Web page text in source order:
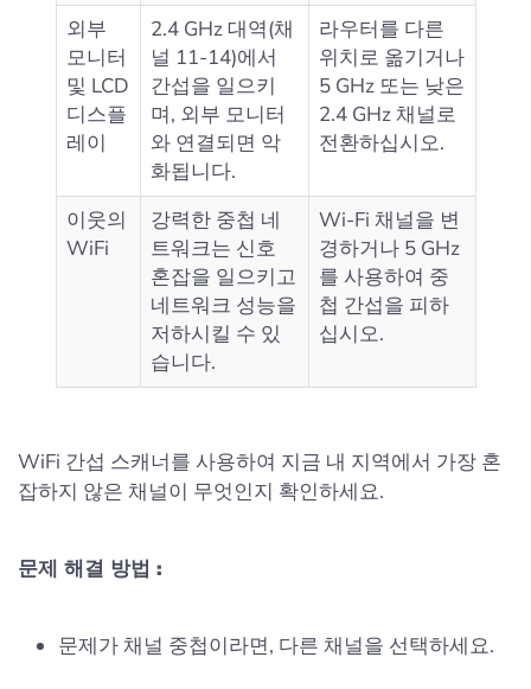
외부
모니터
및 LCD
디스플
레이
2.4 GHz 대역(채
널 11-14)에서
간섭을 일으키
며, 외부 모니터
와 연결되면 악
화됩니다.
라우터를 다른
위치로 옮기거나
5 GHz 또는 낮은
2.4 GHz 채널로
전환하십시오.
이웃의
WiFi
강력한 중첩 네
트워크는 신호
혼잡을 일으키고
네트워크 성능을
저하시킬 수 있
습니다.
Wi-Fi 채널을 변
경하거나 5 GHz
를 사용하여 중
첩 간섭을 피하
십시오.
WiFi 간섭 스캐너를 사용하여 지금 내 지역에서 가장 혼
잡하지 않은 채널이 무엇인지 확인하세요.
문제 해결 방법 :
문제가 채널 중첩이라면, 다른 채널을 선택하세요.